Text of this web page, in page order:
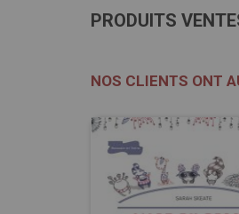
PRODUITS
NOS CLIENTS ONT